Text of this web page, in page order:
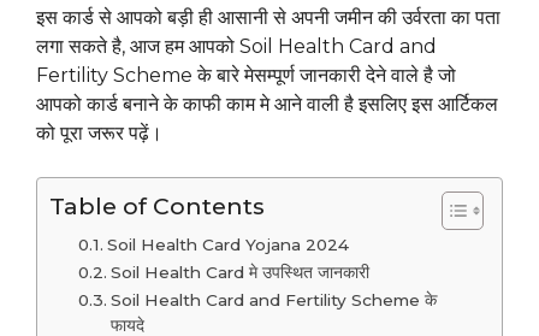
इस कार्ड से आपको बड़ी ही आसानी से अपनी जमीन की उर्वरता का पता
लगा सकते है, आज हम आपको Soil Health Card and
Fertility Scheme के बारे मेसम्पूर्ण जानकारी देने वाले है जो
आपको कार्ड बनाने के काफी काम मे आने वाली है इसलिए इस आर्टिकल
को पूरा जरूर पढ़ें।
Table of Contents
Soil Health Card Yojana 2024
Soil Health Card मे उपस्थित जानकारी
Soil Health Card and Fertility Scheme के
फायदे